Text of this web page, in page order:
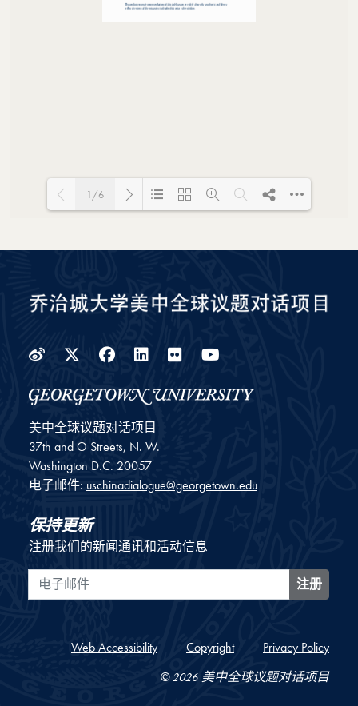
1/6
WeiboTwitter
Facebook
LinkedIn
Flickr
美中全球议题对话项目
37th and O Streets, N. W.
Washington D.C. 20057
电子邮件: uschinadialogue@georgetown.edu
保持更新
注册我们的新闻通讯和活动信息
电子邮件
注册
Web Accessibility Copyright Privacy Policy
© 2026 美中全球议题对话项目